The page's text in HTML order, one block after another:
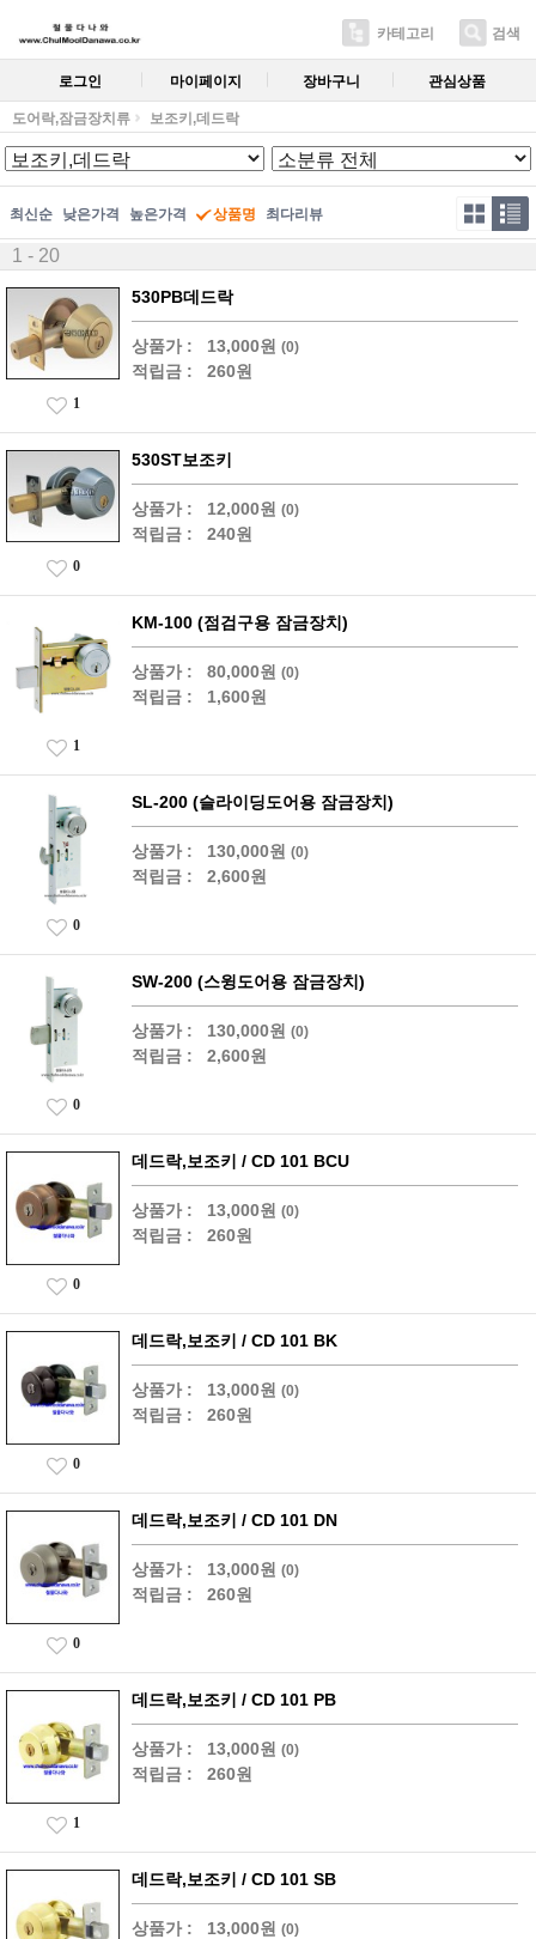
카테고리 검색
로그인 마이페이지 장바구니 관심상품
도어락,잠금장치류 보조키,데드락
최신순 낮은가격 높은가격 상품명 최다리뷰
1 - 20
530PB데드락
상품가 : 13,000원 (0)
적립금 : 260원
1
530ST보조키
상품가 : 12,000원 (0)
적립금 : 240원
0
KM-100 (점검구용 잠금장치)
상품가 : 80,000원 (0)
적립금 : 1,600원
1
SL-200 (슬라이딩도어용 잠금장치)
상품가 : 130,000원 (0)
적립금 : 2,600원
0
SW-200 (스윙도어용 잠금장치)
상품가 : 130,000원 (0)
적립금 : 2,600원
0
데드락,보조키 / CD 101 BCU
상품가 : 13,000원 (0)
적립금 : 260원
0
데드락,보조키 / CD 101 BK
상품가 : 13,000원 (0)
적립금 : 260원
0
데드락,보조키 / CD 101 DN
상품가 : 13,000원 (0)
적립금 : 260원
0
데드락,보조키 / CD 101 PB
상품가 : 13,000원 (0)
적립금 : 260원
1
데드락,보조키 / CD 101 SB
상품가 : 13,000원 (0)